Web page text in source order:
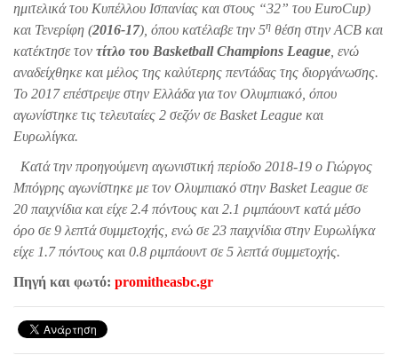
ημιτελικά του Κυπέλλου Ισπανίας και στους “32” του EuroCup)
και Τενερίφη (2016-17), όπου κατέλαβε την 5η θέση στην ACB και
κατέκτησε τον τίτλο του Basketball Champions League , ενώ
αναδείχθηκε και μέλος της καλύτερης πεντάδας της διοργάνωσης.
Το 2017 επέστρεψε στην Ελλάδα για τον Ολυμπιακό, όπου
αγωνίστηκε τις τελευταίες 2 σεζόν σε Basket League και
Ευρωλίγκα.
Κατά την προηγούμενη αγωνιστική περίοδο 2018-19 ο Γιώργος
Μπόγρης αγωνίστηκε με τον Ολυμπιακό στην Basket League σε
20 παιχνίδια και είχε 2.4 πόντους και 2.1 ριμπάουντ κατά μέσο
όρο σε 9 λεπτά συμμετοχής, ενώ σε 23 παιχνίδια στην Ευρωλίγκα
είχε 1.7 πόντους και 0.8 ριμπάουντ σε 5 λεπτά συμμετοχής.
Πηγή και φωτό: promitheasbc.gr